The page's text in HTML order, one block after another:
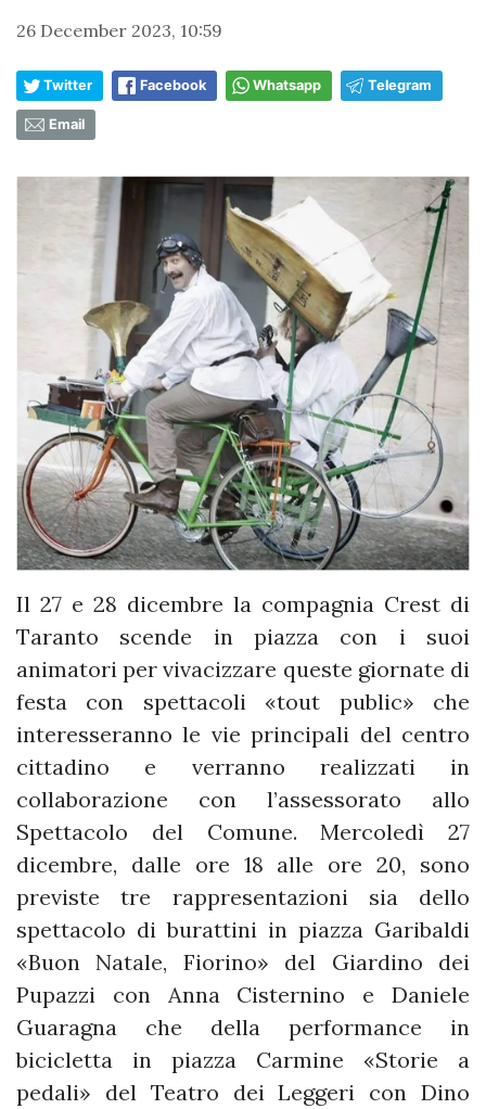
26 December 2023, 10:59
Twitter Facebook Whatsapp Telegram
Email
Il 27 e 28 dicembre la compagnia Crest di
Taranto scende in piazza con i suoi
animatori per vivacizzare queste giornate di
festa con spettacoli «tout public» che
interesseranno le vie principali del centro
cittadino e verranno realizzati in
collaborazione con l’assessorato allo
Spettacolo del Comune. Mercoledì 27
dicembre, dalle ore 18 alle ore 20, sono
previste tre rappresentazioni sia dello
spettacolo di burattini in piazza Garibaldi
«Buon Natale, Fiorino» del Giardino dei
Pupazzi con Anna Cisternino e Daniele
Guaragna che della performance in
bicicletta in piazza Carmine «Storie a
pedali» del Teatro dei Leggeri con Dino